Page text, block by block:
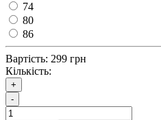
74
80
86
Вартість: 299 грн
Кількість:
+
-